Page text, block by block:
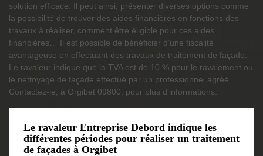
solution efficace. Il peut ainsi, présenter diverses options comme
la possibilité de trouver des aides financières en fonctions des
travaux à réaliser, comment être éligible pour ces aides
financières… Il est possible de bénéficier d’une fiscalité
avantageuse en effectuant des travaux de traitement de façade.
Le ravaleur indique que la TVA est de 10 % pour le ravalement ou
le nettoyage de façade effectué par un professionnel agréé.
Contactez-le, à Orgibet 09800, pour plus d’informations.
Le ravaleur Entreprise Debord indique les
différentes périodes pour réaliser un traitement
de façades à Orgibet